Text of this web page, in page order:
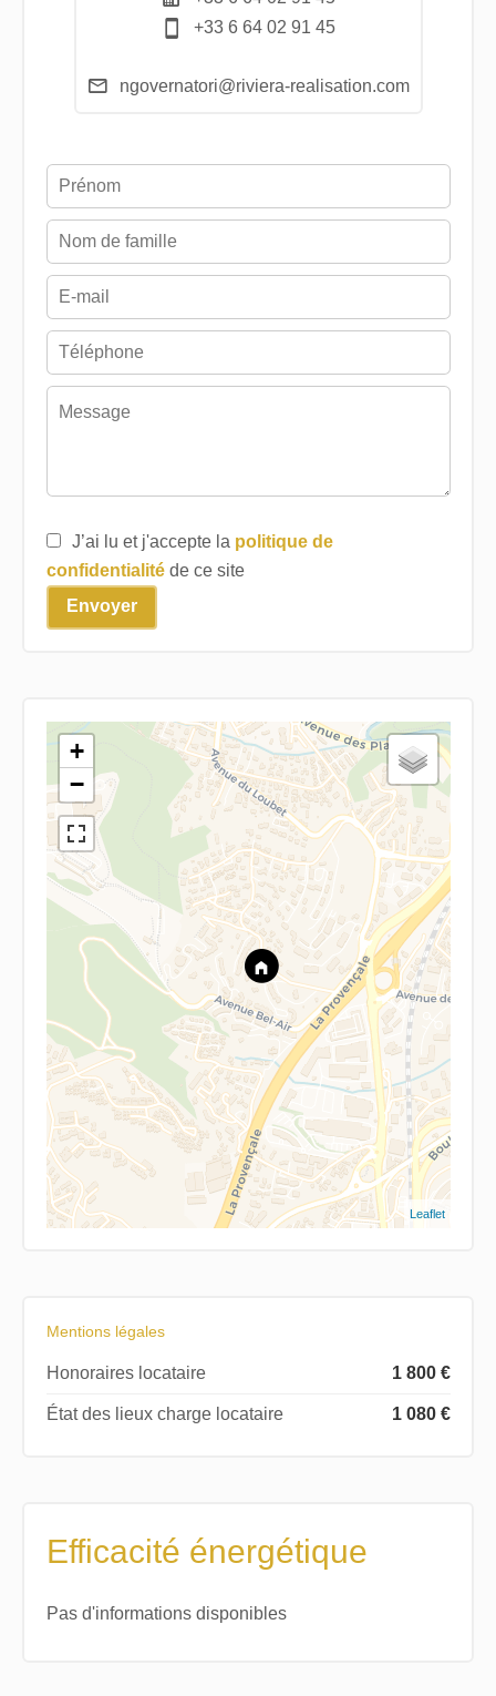
+33 6 64 02 91 45
ngovernatori@riviera-realisation.com
J’ai lu et j'accepte la politique de
confidentialitéde ce site
Envoyer
+
−
Leaflet
Mentions légales
Honoraires locataire 1 800 €
État des lieux charge locataire 1 080 €
Efficacité énergétique
Pas d'informations disponibles